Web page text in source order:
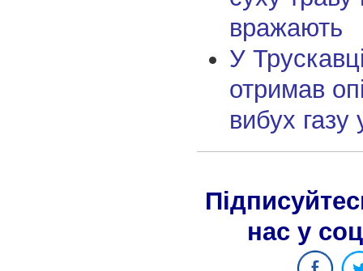
вражають
У
отримав
вибух газу
нас у